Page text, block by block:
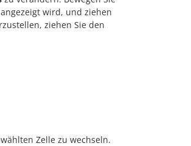
wird, und ziehen
ziehen Sie den
Zelle zu wechseln.